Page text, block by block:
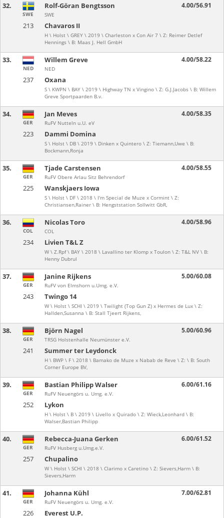
32.
213 Chavaros II
H \ Holst \ GREY \ 2019 \ Charleston x Con Air 7 \ Z: Reimer Detlef
Hennings \ B: Maas J. Hell GmbH
SWE
Rolf-Göran Bengtsson
SWE
4.00/56.91
33.
237 Oxana
S \ KWPN \ BAY \ 2019 \ Highway TN x Vingino \ Z: G.J.Jacobs \ B: Willem
Greve Sportpaarden B.v.
NED
Willem Greve
NED
4.00/58.22
34.
223 Dammi Domina
S \ Holst \ DB \ 2019 \ Dinken x Quintero \ Z: Tiemann,Uwe \ B:
Bockmann,Ronja
GER
Jan Meves
RuFV Nutteln u.U. eV
4.00/58.35
35.
225 Wanskjaers Iowa
S \ Holst \ DF \ 2018 \ I'm Special de Muze x Cormint \ Z:
Christiansen,Rainer \ B: Hengststation Sollwitt GbR,
GER
Tjade Carstensen
RuFV Obere Arlau Sitz Behrendorf
4.00/58.55
36.
234 Livien T&L Z
W \ Z.Rpf \ BAY \ 2018 \ Lavallino ter Klomp x Toulon \ Z: T&L NV \ B:
Henny Dubrul
COL
Nicolas Toro
COL
4.00/58.96
37.
243 Twingo 14
W \ Holst \ SCHI \ 2019 \ Twilight (Top Gun Z) x Hermes de Lux \ Z:
Hallden,Susanna \ B: Stall Tjeert Rijkens,
GER
Janine Rijkens
RuFV von Elmshorn u.Umg. e.V.
5.00/60.08
38.
241 Summer ter Leydonck
H \ BWP \ F \ 2018 \ Bamako de Muze x Nabab de Reve \ Z: \ B: South
Corner Europe BV,
GER
Björn Nagel
TRSG Holstenhalle Neumünster e.V.
5.00/60.96
39.
252 Lykon
H \ Holst \ B \ 2019 \ Livello x Quirado \ Z: Wieck,Leonhard \ B:
Walser,Bastian Philipp
GER
Bastian Philipp Walser
RuFV Neuengörs u. Umg. e.V.
6.00/61.16
40.
257 Chupalino
W \ Holst \ SCHI \ 2018 \ Clarimo x Caretino \ Z: Sievers,Harm \ B:
Sievers,Harm
GER
Rebecca-Juana Gerken
RuFV Husberg u.Umg.e.V.
6.00/61.52
41.
226 Everest U.P.
GER
Johanna Kühl
RuFV Neuengörs u. Umg. e.V.
7.00/62.81